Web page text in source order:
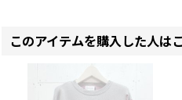
このアイテムを購入した人は